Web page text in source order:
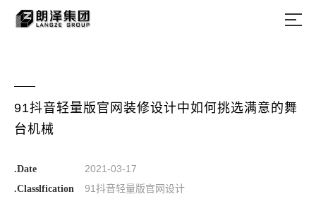
91抖音轻量版官网装修设计中如何挑选满意的舞
台机械
.Date 2021-03-17
.Classlfication 91抖音轻量版官网设计